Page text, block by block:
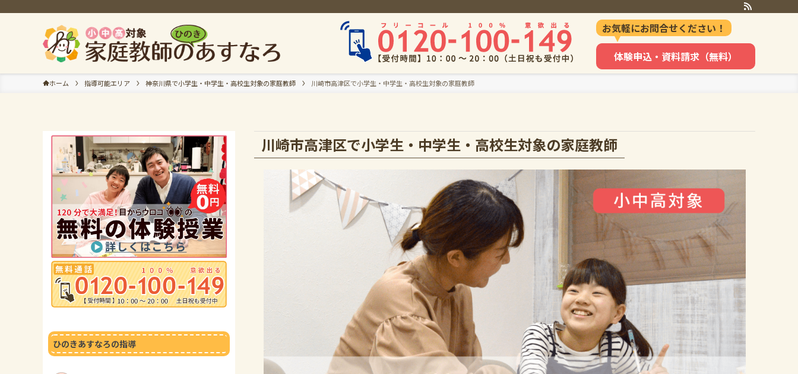
お気軽にお問合せください！
体験申込・資料請求（無料）
ホーム 指導可能エリア 神奈川県で小学生・中学生・高校生対象の家庭教師 川崎市高津区で小学生・中学生・高校生対象の家庭教師
川崎市高津区で小学生・中学生・高校生対象の家庭教師
ひのきあすなろの指導